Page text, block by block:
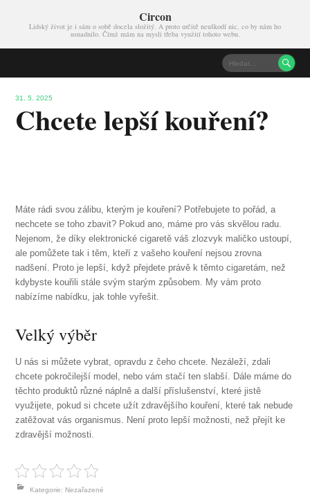
Circon
Lidský život je i sám o sobě docela složitý. A proto určitě neuškodí nic, co by nám ho
usnadnilo. Čímž mám na mysli třeba využití tohoto webu.

31. 5. 2025
Chcete lepší kouření?
Máte rádi svou zálibu, kterým je kouření? Potřebujete to pořád, a
nechcete se toho zbavit? Pokud ano, máme pro vás skvělou radu.
Nejenom, že díkyelektronické cigaretě váš zlozvyk maličko ustoupí,
ale pomůžete tak i těm, kteří z vašeho kouření nejsou zrovna
nadšení. Proto je lepší, když přejdete právě k těmto cigaretám, než
kdybyste kouřili stále svým starým způsobem. My vám proto
nabízíme nabídku, jak tohle vyřešit.
Velký výběr
U nás si můžete vybrat, opravdu z čeho chcete. Nezáleží, zdali
chcete pokročilejší model, nebo vám stačí ten slabší. Dále máme do
těchto produktů různé náplně a další příslušenství, které jistě
využijete, pokud si chcete užít zdravějšího kouření, které tak nebude
zatěžovat vás organismus. Není proto lepší možnosti, než přejít ke
zdravější možnosti.
Kategorie: Nezařazené